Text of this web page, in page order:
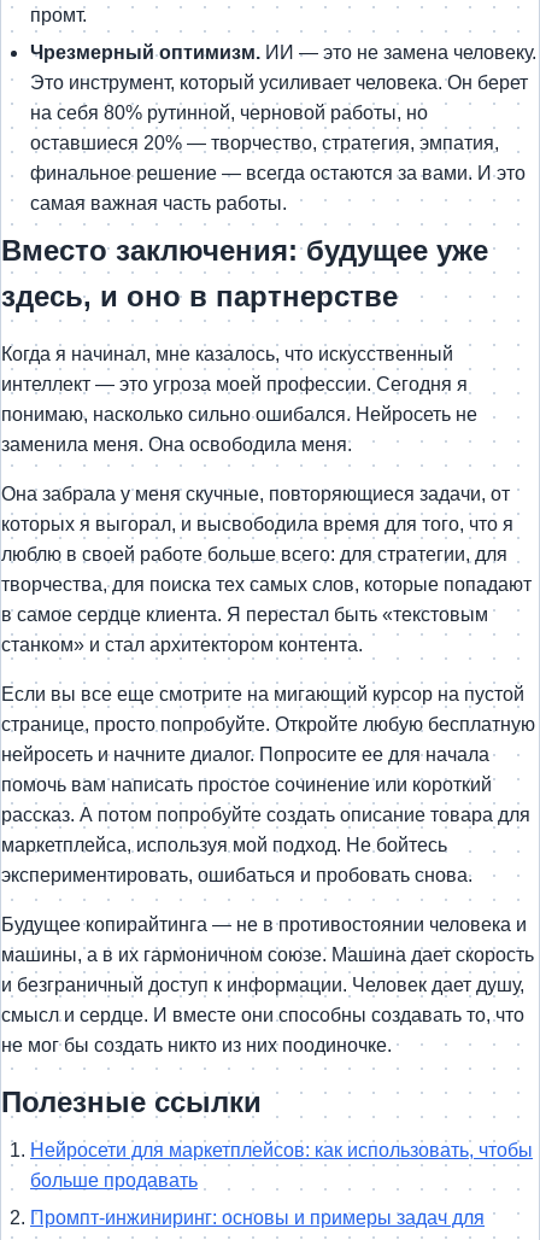
промт.
Чрезмерный оптимизм. ИИ — это не замена человеку.
Это инструмент, который усиливает человека. Он берет
на себя 80% рутинной, черновой работы, но
оставшиеся 20% — творчество, стратегия, эмпатия,
финальное решение — всегда остаются за вами. И это
самая важная часть работы.
Вместо заключения: будущее уже
здесь, и оно в партнерстве
Когда я начинал, мне казалось, что искусственный
интеллект — это угроза моей профессии. Сегодня я
понимаю, насколько сильно ошибался. Нейросеть не
заменила меня. Она освободила меня.
Она забрала у меня скучные, повторяющиеся задачи, от
которых я выгорал, и высвободила время для того, что я
люблю в своей работе больше всего: для стратегии, для
творчества, для поиска тех самых слов, которые попадают
в самое сердце клиента. Я перестал быть «текстовым
станком» и стал архитектором контента.
Если вы все еще смотрите на мигающий курсор на пустой
странице, просто попробуйте. Откройте любую бесплатную
нейросеть и начните диалог. Попросите ее для начала
помочь вам написать простое сочинение или короткий
рассказ. А потом попробуйте создать описание товара для
маркетплейса, используя мой подход. Не бойтесь
экспериментировать, ошибаться и пробовать снова.
Будущее копирайтинга — не в противостоянии человека и
машины, а в их гармоничном союзе. Машина дает скорость
и безграничный доступ к информации. Человек дает душу,
смысл и сердце. И вместе они способны создавать то, что
не мог бы создать никто из них поодиночке.
Полезные ссылки
Нейросети для маркетплейсов: как использовать, чтобы
больше продавать
Промпт-инжиниринг: основы и примеры задач для